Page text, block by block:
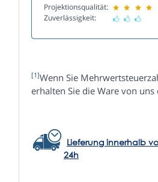
Projektionsqualität:
Zuverlässigkeit:
[1]Wenn Sie
erhalten Sie die Ware von
Lieferung innerhalb
24h